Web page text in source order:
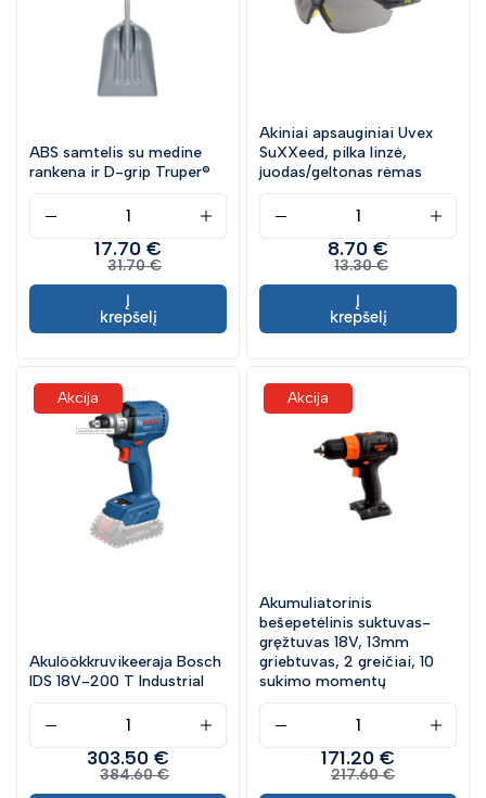
ABS samtelis su medine
rankena ir D-grip Truper®
17.70 €
31.70 €
Į
krepšelį
Akiniai apsauginiai Uvex
SuXXeed, pilka linzė,
juodas/geltonas rėmas
8.70 €
13.30 €
Į
krepšelį
Akcija
Akulöökkruvikeeraja Bosch
IDS 18V-200 T Industrial
303.50 €
384.60 €
Akcija
Akumuliatorinis
bešepetėlinis suktuvas-
gręžtuvas 18V, 13mm
griebtuvas, 2 greičiai, 10
sukimo momentų
171.20 €
217.60 €